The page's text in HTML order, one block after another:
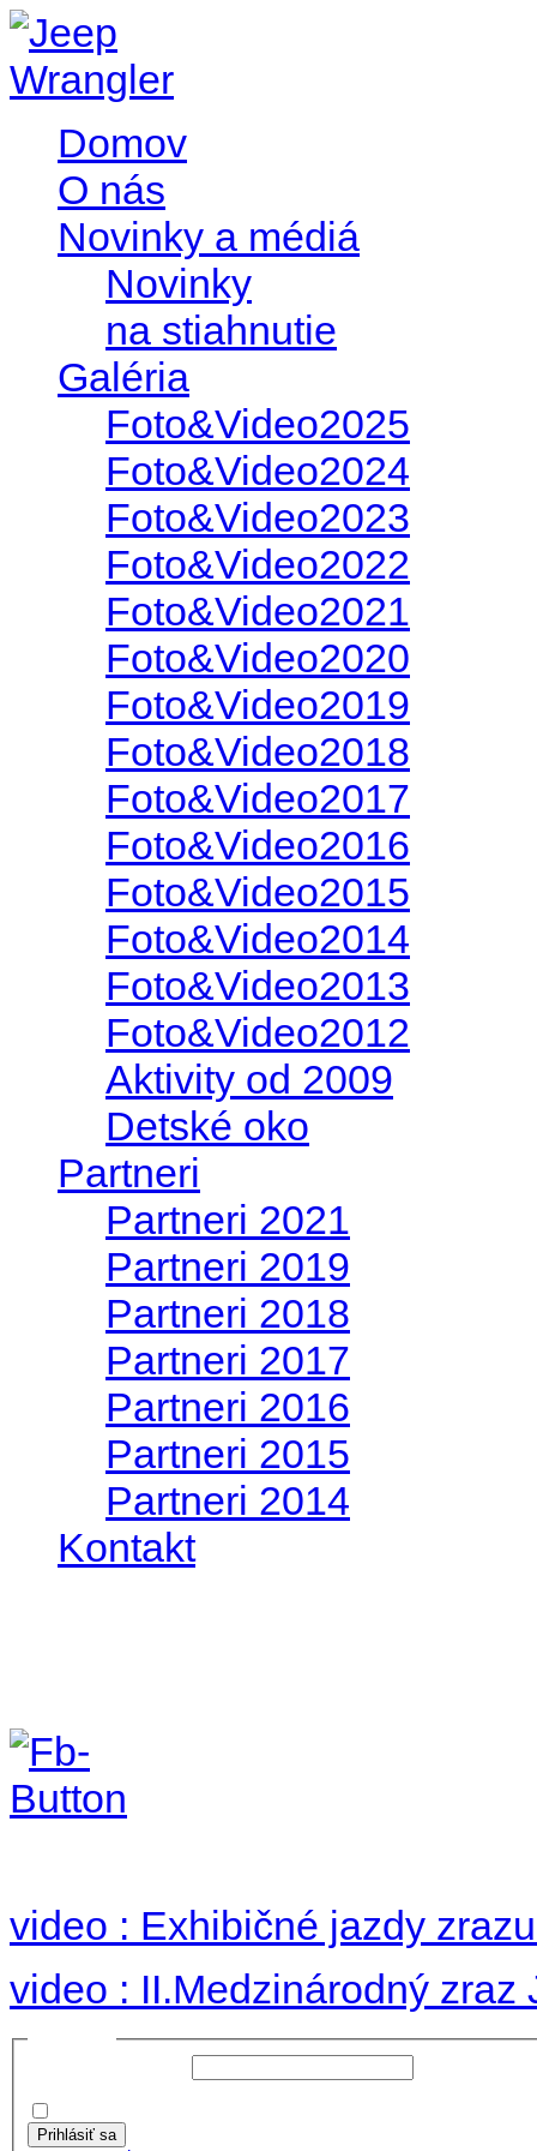
Domov
O nás
Novinky a médiá
Novinky
na stiahnutie
Galéria
Foto&Video2025
Foto&Video2024
Foto&Video2023
Foto&Video2022
Foto&Video2021
Foto&Video2020
Foto&Video2019
Foto&Video2018
Foto&Video2017
Foto&Video2016
Foto&Video2015
Foto&Video2014
Foto&Video2013
Foto&Video2012
Aktivity od 2009
Detské oko
Partneri
Partneri 2021
Partneri 2019
Partneri 2018
Partneri 2017
Partneri 2016
Partneri 2015
Partneri 2014
Kontakt
video : Exhibičné jazdy
video : II.Medzinárodný zraz
Prihlásiť sa